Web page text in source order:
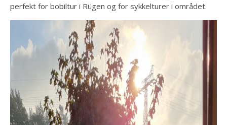
perfekt for bobiltur i Rügen og for sykkelturer i området.